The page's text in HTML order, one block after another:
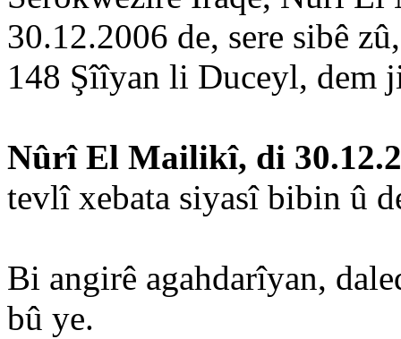
30.12.2006 de, sere sibê
148 Şîîyan li Duceyl, dem
Nûrî El Mailikî, di
tevlî xebata siyasî bibin û
Bi angirê agahdarîyan,
bû ye.